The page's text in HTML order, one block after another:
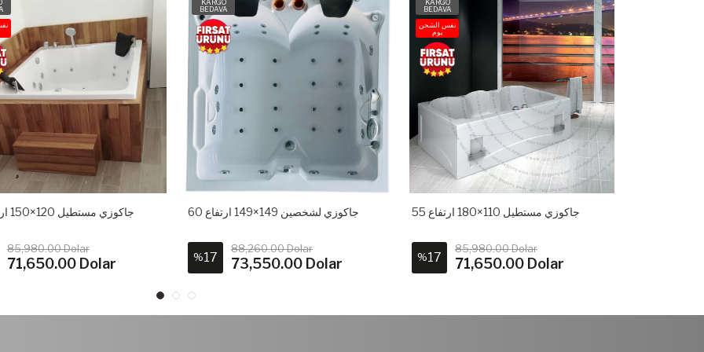
جاكوزي مستطيل 120×150 ارتفاع 60
85,980.00 Dolar
71,650.00 Dolar
KARGO
BEDAVA
جاكوزي لشخصين 149×149 ارتفاع 60
%17
88,260.00 Dolar
73,550.00 Dolar
KARGO
BEDAVA
نفس الشحن
يوم
جاكوزي مستطيل 110×180 ارتفاع 55
%17
85,980.00 Dolar
71,650.00 Dolar